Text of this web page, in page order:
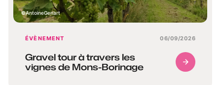
AntoineGenart
ÉVÈNEMENT 06/09/2026
Gravel tour à travers les
vignes de Mons-Borinage